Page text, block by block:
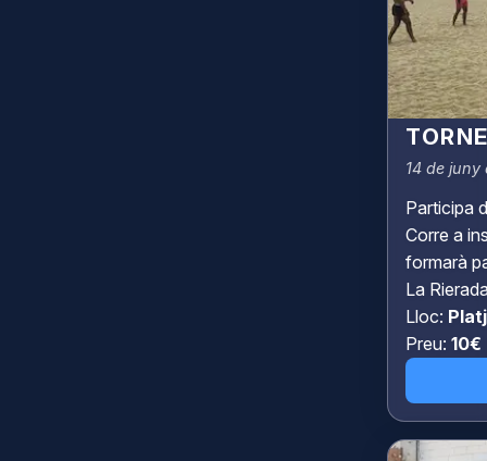
14 de juny
Participa
Corre a
formarà
La
Lloc:
Preu: 10€